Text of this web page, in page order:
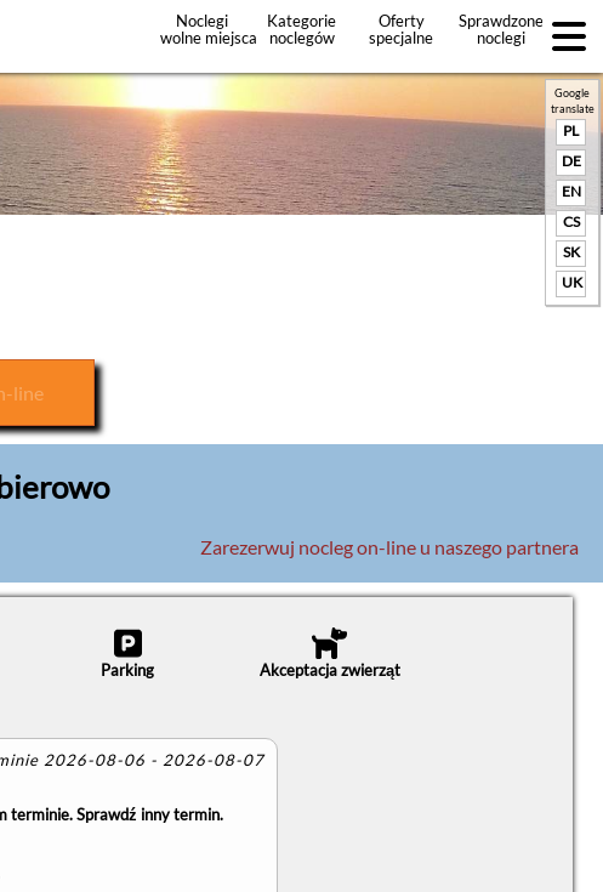
Noclegi
wolne miejsca
Kategorie
noclegów
Oferty
specjalne
Sprawdzone
noclegi
+Dodaj
Google
translate
PL
DE
EN
CS
SK
UK
line
Zarezerwuj nocleg on-line u naszego partnera
Parking Akceptacja zwierząt
2026-08-06 - 2026-08-07
terminie. Sprawdź inny termin.